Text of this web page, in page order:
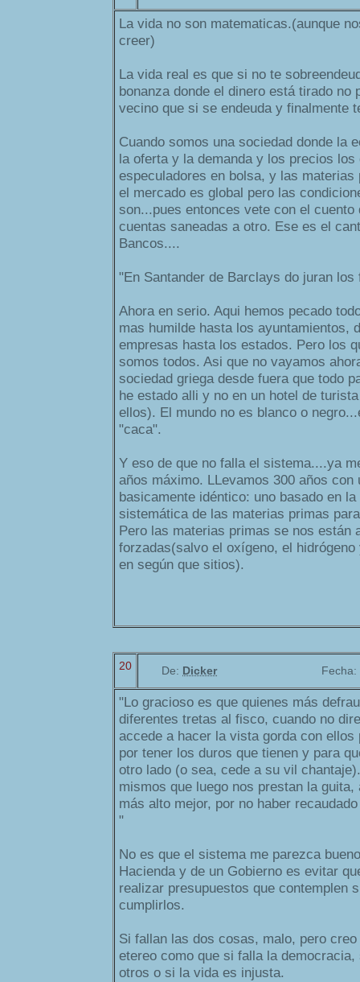
La vida no son matematicas.(aunque
creer)
La vida real es que si no te
bonanza donde el dinero está tirado no
vecino que si se endeuda y finalmente
Cuando somos una sociedad donde la
la oferta y la demanda y los precios los
especuladores en bolsa, y las
el mercado es global pero las
son...pues entonces vete con el cuento
cuentas saneadas a otro. Ese es el
Bancos....
"En Santander de Barclays do juran los
Ahora en serio. Aqui hemos pecado
mas humilde hasta los ayuntamientos,
empresas hasta los estados. Pero los
somos todos. Asi que no vayamos
sociedad griega desde fuera que todo
he estado alli y no en un hotel de
ellos). El mundo no es blanco o
"caca".
Y eso de que no falla el sistema....ya
años máximo. LLevamos 300 años con
basicamente idéntico: uno basado en
sistemática de las materias primas
Pero las materias primas se nos están
forzadas(salvo el oxígeno, el
en según que sitios).
20 De: Dicker Fecha:
"Lo gracioso es que quienes más
diferentes tretas al fisco, cuando no
accede a hacer la vista gorda con
por tener los duros que tienen y para
otro lado (o sea, cede a su vil
mismos que luego nos prestan la guita,
más alto mejor, por no haber
"
No es que el sistema me parezca
Hacienda y de un Gobierno es evitar
realizar presupuestos que contemplen
cumplirlos.
Si fallan las dos cosas, malo, pero
etereo como que si falla la
otros o si la vida es injusta.